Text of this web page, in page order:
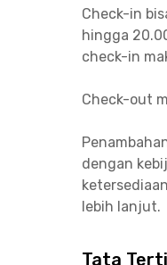
Check-in
hingga
check-in
Check-out
dengan
lebih lanjut.
Tata